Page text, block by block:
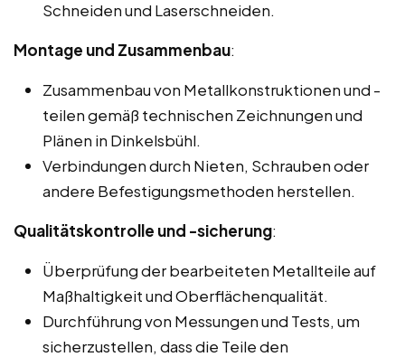
Schneiden und Laserschneiden.
Montage und Zusammenbau:
Zusammenbau von Metallkonstruktionen und -
teilen gemäß technischen Zeichnungen und
Plänen in Dinkelsbühl.
Verbindungen durch Nieten, Schrauben oder
andere Befestigungsmethoden herstellen.
Qualitätskontrolle und -sicherung:
Überprüfung der bearbeiteten Metallteile auf
Maßhaltigkeit und Oberflächenqualität.
Durchführung von Messungen und Tests, um
sicherzustellen, dass die Teile den